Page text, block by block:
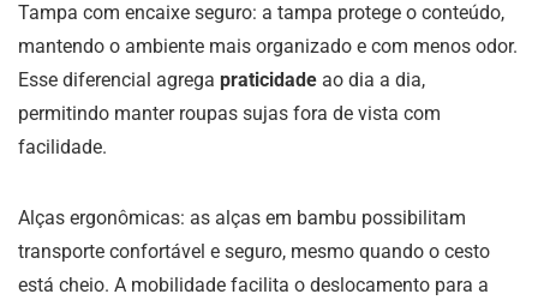
Tampa com encaixe seguro: a tampa protege o conteúdo,
mantendo o ambiente mais organizado e com menos odor.
Esse diferencial agrega praticidade ao dia a dia,
permitindo manter roupas sujas fora de vista com
facilidade.
Alças ergonômicas: as alças em bambu possibilitam
transporte confortável e seguro, mesmo quando o cesto
está cheio. A mobilidade facilita o deslocamento para a